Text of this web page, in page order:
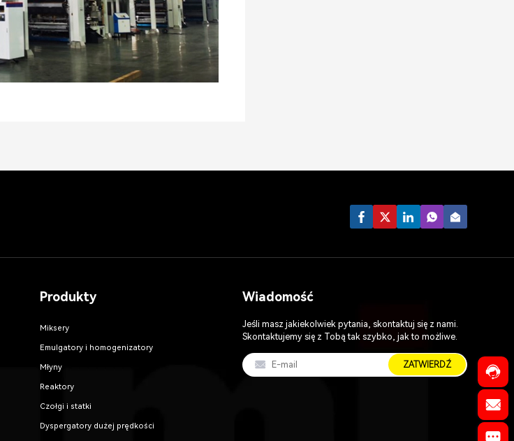
Produkty
Miksery
Emulgatory i homogenizatory
Młyny
Reaktory
Czołgi i statki
Dyspergatory dużej prędkości
Wiadomość
Jeśli masz jakiekolwiek pytania, skontaktuj się z nami.
Skontaktujemy się z Tobą tak szybko, jak to możliwe.
ZATWIERDŹ